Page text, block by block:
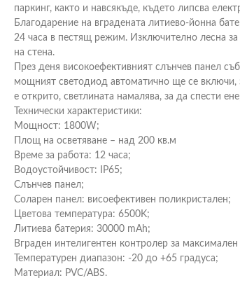
паркинг, както и навсякъде, където липсва
Благодарение на вградената литиево-йонна
24 часа в пестящ режим. Изключително лесна
на стена.
През деня високоефективният слънчев панел
мощният светодиод автоматично ще се включи,
е открито, светлината намалява, за да спести
Технически характеристики:
Мощност: 1800W;
Площ на осветяване – над 200 кв.м
Време за работа: 12 часа;
Водоустойчивост: IP65;
Слънчев панел;
Соларен панел: висоефективен поликристален;
Цветова температура: 6500K;
Литиева батерия: 30000 mAh;
Вграден интелигентен контролер за
Температурен диапазон: -20 до +65 градуса;
Материал: PVC/ABS.